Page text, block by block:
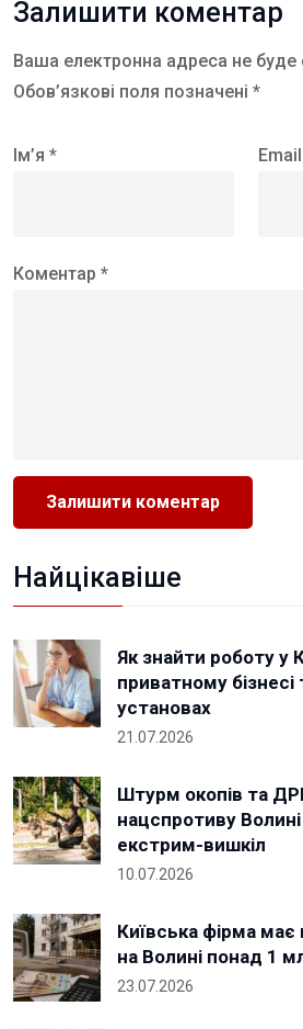
Залишити коментар
Ваша електронна адреса не буде
Обов’язкові поля позначені *
Ім’я * Email
Коментар *
Найцікавіше
Як знайти роботу у
приватному бізнесі
установах
21.07.2026
Штурм окопів та
нацспротиву
екстрим-вишкіл
10.07.2026
Київська фірма
на Волині понад 1
23.07.2026